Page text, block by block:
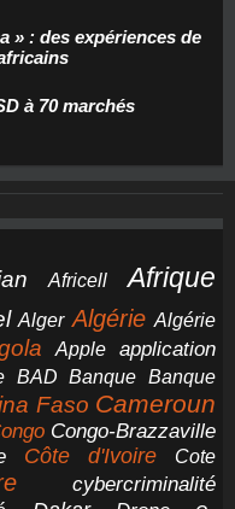
» : des expériences de
à 70 marchés
Africell Afrique
Alger Algérie Algérie
Apple application
BAD Banque Banque
Faso Cameroun
Congo-Brazzaville
Côte d'Ivoire
Cote
cybercriminalité